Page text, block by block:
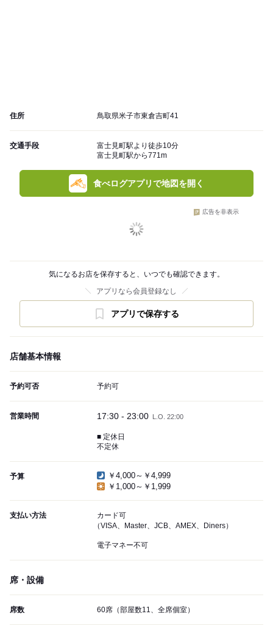
住所 鳥取県米子市東倉吉町41
交通手段
富士見町駅より徒歩10分
富士見町駅から771m
食べログアプリで地図を開く
広告を非表示
気になるお店を保存すると、いつでも確認できます。
アプリなら会員登録なし
アプリで保存する
店舗基本情報
予約可否 予約可
営業時間 17:30 - 23:00 L.O. 22:00
■ 定休日
不定休
予算
￥4,000～￥4,999
￥1,000～￥1,999
支払い方法
カード可
（VISA、Master、JCB、AMEX、Diners）
電子マネー不可
席・設備
席数 60席（部屋数11、全席個室）